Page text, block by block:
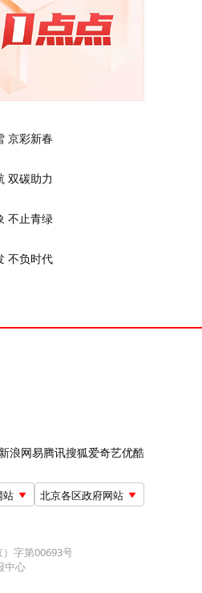
京彩新春
双碳助力
不止青绿
不负时代
新浪网易腾讯搜狐爱奇艺优酷
站 北京各区政府网站
字第00693号
中心